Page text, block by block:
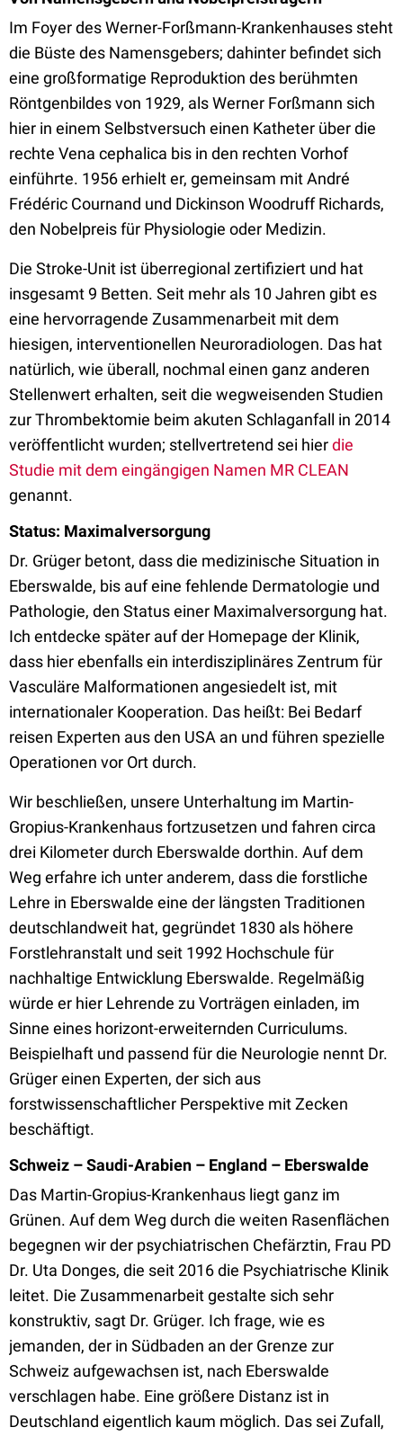
Im Foyer des Werner-Forßmann-Krankenhauses steht
die Büste des Namensgebers; dahinter befindet sich
eine großformatige Reproduktion des berühmten
Röntgenbildes von 1929, als Werner Forßmann sich
hier in einem Selbstversuch einen Katheter über die
rechte Vena cephalica bis in den rechten Vorhof
einführte. 1956 erhielt er, gemeinsam mit André
Frédéric Cournand und Dickinson Woodruff Richards,
den Nobelpreis für Physiologie oder Medizin.
Die Stroke-Unit ist überregional zertifiziert und hat
insgesamt 9 Betten. Seit mehr als 10 Jahren gibt es
eine hervorragende Zusammenarbeit mit dem
hiesigen, interventionellen Neuroradiologen. Das hat
natürlich, wie überall, nochmal einen ganz anderen
Stellenwert erhalten, seit die wegweisenden Studien
zur Thrombektomie beim akuten Schlaganfall in 2014
veröffentlicht wurden; stellvertretend sei hierdie
Studie mit dem eingängigen Namen MR CLEAN
genannt.
Status: Maximalversorgung
Dr. Grüger betont, dass die medizinische Situation in
Eberswalde, bis auf eine fehlende Dermatologie und
Pathologie, den Status einer Maximalversorgung hat.
Ich entdecke später auf der Homepage der Klinik,
dass hier ebenfalls ein interdisziplinäres Zentrum für
Vasculäre Malformationen angesiedelt ist, mit
internationaler Kooperation. Das heißt: Bei Bedarf
reisen Experten aus den USA an und führen spezielle
Operationen vor Ort durch.
Wir beschließen, unsere Unterhaltung im Martin-
Gropius-Krankenhaus fortzusetzen und fahren circa
drei Kilometer durch Eberswalde dorthin. Auf dem
Weg erfahre ich unter anderem, dass die forstliche
Lehre in Eberswalde eine der längsten Traditionen
deutschlandweit hat, gegründet 1830 als höhere
Forstlehranstalt und seit 1992 Hochschule für
nachhaltige Entwicklung Eberswalde. Regelmäßig
würde er hier Lehrende zu Vorträgen einladen, im
Sinne eines horizont-erweiternden Curriculums.
Beispielhaft und passend für die Neurologie nennt Dr.
Grüger einen Experten, der sich aus
forstwissenschaftlicher Perspektive mit Zecken
beschäftigt.
Schweiz – Saudi-Arabien – England – Eberswalde
Das Martin-Gropius-Krankenhaus liegt ganz im
Grünen. Auf dem Weg durch die weiten Rasenflächen
begegnen wir der psychiatrischen Chefärztin, Frau PD
Dr. Uta Donges, die seit 2016 die Psychiatrische Klinik
leitet. Die Zusammenarbeit gestalte sich sehr
konstruktiv, sagt Dr. Grüger. Ich frage, wie es
jemanden, der in Südbaden an der Grenze zur
Schweiz aufgewachsen ist, nach Eberswalde
verschlagen habe. Eine größere Distanz ist in
Deutschland eigentlich kaum möglich. Das sei Zufall,